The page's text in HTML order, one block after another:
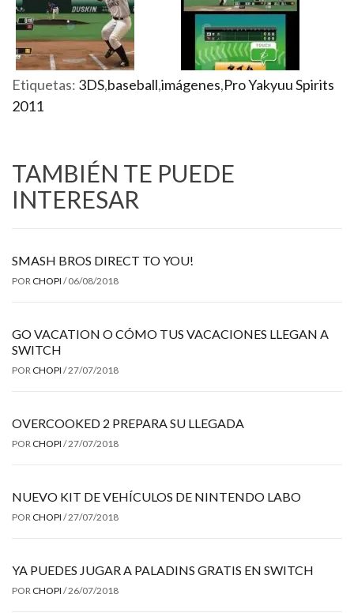
Etiquetas: 3DS,baseball,imágenes,Pro Yakyuu Spirits
2011
TAMBIÉN TE PUEDE
INTERESAR
SMASH BROS DIRECT TO YOU!
POR CHOPI / 06/08/2018
GO VACATION O CÓMO TUS VACACIONES LLEGAN A
SWITCH
POR CHOPI /27/07/2018
OVERCOOKED 2 PREPARA SU LLEGADA
POR CHOPI /27/07/2018
NUEVO KIT DE VEHÍCULOS DE NINTENDO LABO
POR CHOPI /27/07/2018
YA PUEDES JUGAR A PALADINS GRATIS EN SWITCH
POR CHOPI /26/07/2018